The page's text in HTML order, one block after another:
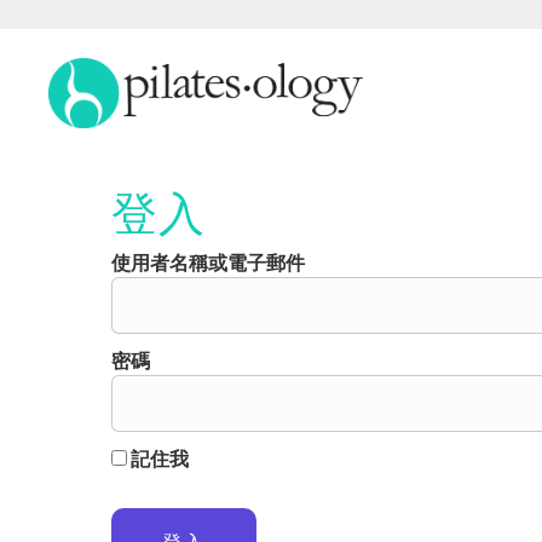
登入
使用者名稱或電子郵件
密碼
記住我